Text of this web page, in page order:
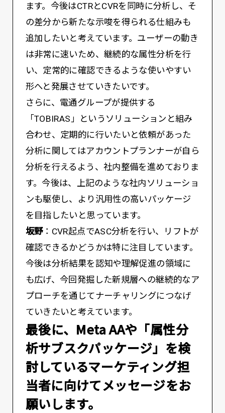
ます。今後はCTRとCVRを同時に分析し、そ
の差分から新たな示唆を得られる仕組みも
追加したいと考えています。ユーザーの動き
は非常に速いため、継続的な属性分析を行
い、定常的に確認できるような使いやすい
形へと発展させていきたいです。
さらに、電通グループが提供する
「TOBIRAS」というソリューションと組み
合わせ、定期的に行いたいと依頼があった
分析に関してはアカウントプランナーが自ら
分析を行えるよう、社内整備を進めておりま
す。今後は、上記のような社内ソリューショ
ンも駆使し、より汎用性の高いパッケージ
を目指したいと思っています。
坂野：CVR起点でASC分析を行い、リフトが
確認できるかどうかは特に注目しています。
今後は分析結果を認知や理解促進の領域に
も広げ、今回発掘した新規層への継続的なア
プローチを通じてナーチャリングにつなげ
ていきたいと考えています。
――最後に、Meta AAや「属性分
析サブスクパッケージ」を検
討しているマーケティング担
当者に向けてメッセージをお
願いします。